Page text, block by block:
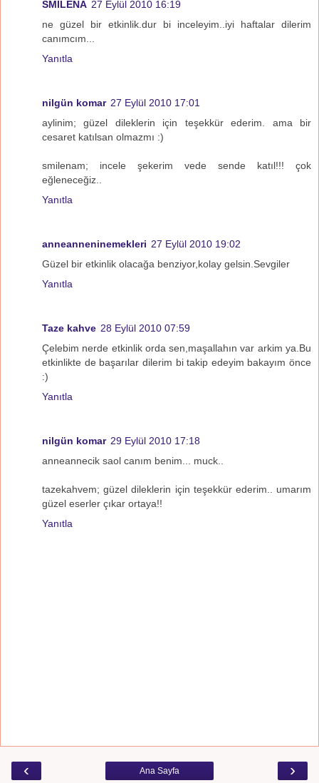
SMİLENA 27 Eylül 2010 16:19
ne güzel bir etkinlik.dur bi inceleyim..iyi haftalar dilerim
canımcım...
Yanıtla
nilgün komar 27 Eylül 2010 17:01
aylinim; güzel dileklerin için teşekkür ederim. ama bir
cesaret katılsan olmazmı :)
smilenam; incele şekerim vede sende katıl!!! çok
eğleneceğiz..
Yanıtla
anneanneninemekleri 27 Eylül 2010 19:02
Güzel bir etkinlik olacağa benziyor,kolay gelsin.Sevgiler
Yanıtla
Taze kahve 28 Eylül 2010 07:59
Çelebim nerde etkinlik orda sen,maşallahın var arkim ya.Bu
etkinlikte de başarılar dilerim bi takip edeyim bakayım önce
:)
Yanıtla
nilgün komar 29 Eylül 2010 17:18
anneannecik saol canım benim... muck..
tazekahvem; güzel dileklerin için teşekkür ederim.. umarım
güzel eserler çıkar ortaya!!
Yanıtla
‹ ›
Ana Sayfa